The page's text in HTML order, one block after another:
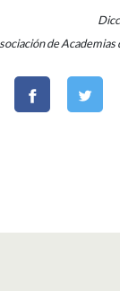
de Academias